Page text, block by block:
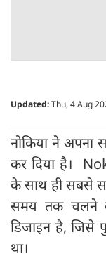
Updated:Thu, 4 Aug
नोकिया ने
कर दिया है।
के साथ ही सबसे
समय तक चलने
डिजाइन है, जिसे
था।